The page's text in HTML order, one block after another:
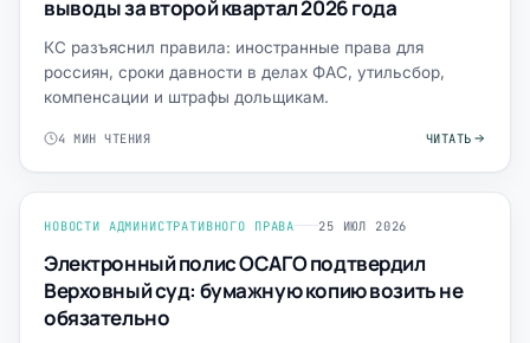
выводы за второй квартал 2026 года
КС разъяснил правила: иностранные права для
россиян, сроки давности в делах ФАС, утильсбор,
компенсации и штрафы дольщикам.
4 МИН ЧТЕНИЯ ЧИТАТЬ
НОВОСТИ АДМИНИСТРАТИВНОГО ПРАВА 25 ИЮЛ 2026
Электронный полис ОСАГО подтвердил
Верховный суд: бумажную копию возить не
обязательно